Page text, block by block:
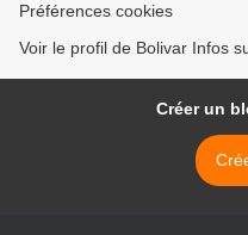
Préférences cookies
Voir le profil de Bolivar Infos
Créer un